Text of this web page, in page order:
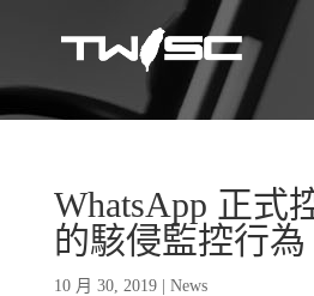
WhatsApp 正式
的駭侵監控行為
10 月 30, 2019| News